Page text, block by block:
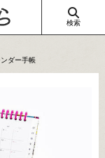
検索
ダー手帳